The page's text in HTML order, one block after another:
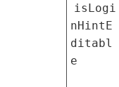
isLogi
nHintE
ditabl
e